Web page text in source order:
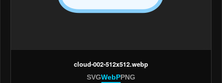
cloud-002-512x512.webp
SVGWebPPNG